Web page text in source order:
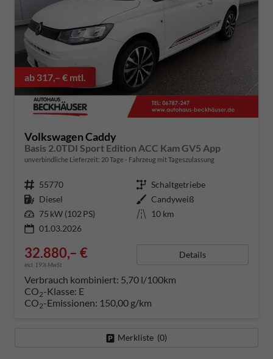
ab 317,– € mtl.
Volkswagen Caddy
Basis 2.0TDI Sport Edition ACC Kam GV5 App
unverbindliche Lieferzeit: 20 Tage Fahrzeug mit Tageszulassung
Fahrzeugnummer 55770 Getriebe Schaltgetriebe
Kraftstoff Diesel Außenfarbe Candyweiß
Leistung 75 kW (102 PS) Kilometerstand 10 km
01.03.2026
32.880,– €
incl. 19% MwSt.
Details
Verbrauch kombiniert: 5,70 l/100km
CO2-Klasse: E
CO2-Emissionen: 150,00 g/km
Merkliste (0)